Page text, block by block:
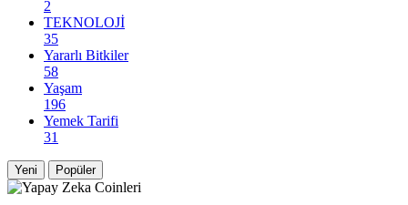
2
TEKNOLOJİ
35
Yararlı Bitkiler
58
Yaşam
196
Yemek Tarifi
31
Yeni Popüler